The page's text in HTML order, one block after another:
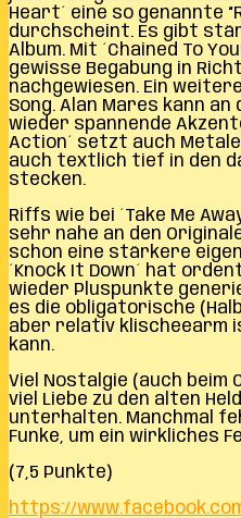
Heart´ eine so genannte
durchscheint. Es gibt
Album. Mit ´Chained To
gewisse Begabung in
nachgewiesen. Ein
Song. Alan Mares kann
wieder spannende
Action´ setzt auch
auch textlich tief in den
stecken.
Riffs wie bei ´Take Me
sehr nahe an den
schon eine stärkere
´Knock It Down´ hat
wieder Pluspunkte
es die obligatorische
aber relativ klischeearm
kann.
Viel Nostalgie (auch
viel Liebe zu den alten
unterhalten. Manchmal
Funke, um ein wirkliches
(7,5 Punkte)
https://